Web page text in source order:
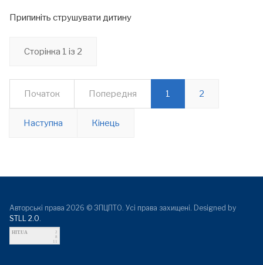
Припиніть струшувати дитину
Сторінка 1 із 2
Початок Попередня 1 2
Наступна Кінець
Авторські права 2026 © ЗПЦПТО. Усі права захищені. Designed by
STLL 2.0
HIT.UA
2
8
11